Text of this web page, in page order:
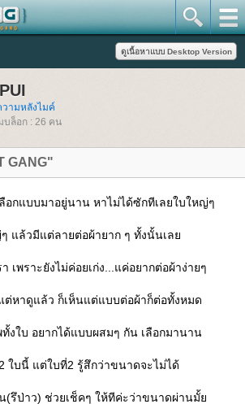
ามหลังไมค์
ล็อก : 26 คน
GANG"
อกแบบมาอยู่นาน หาไม่ได้ซักทีเลยใบใหญ่ๆ
แล้วมีแต่ลายต่อผ้ายาก ๆ ทั้งนั้นเล
เพราะยังไม่ค่อยเก่ง...แค่อยากต่อผ้าง่ายๆ
หาดูแล้ว ก็เห็นแต่แบบต่อผ้าก็ต่อทั้งหมด
งใบ อยากได้แบบผสมๆ กัน เลือกมานาน
ใบนี้ แต่ใบที่2 รู้สึกว่าขนาดจะไม่ได้
(รึป่าว) ช่วยเช็คๆ ให้ทีค่ะว่าขนาดผ่านมั้